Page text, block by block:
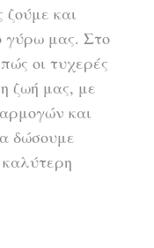
ζούμε και
γύρω μας. Στο
οι τυχερές
ζωή μας, με
και
δώσουμε